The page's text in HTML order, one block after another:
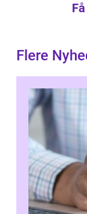
Flere